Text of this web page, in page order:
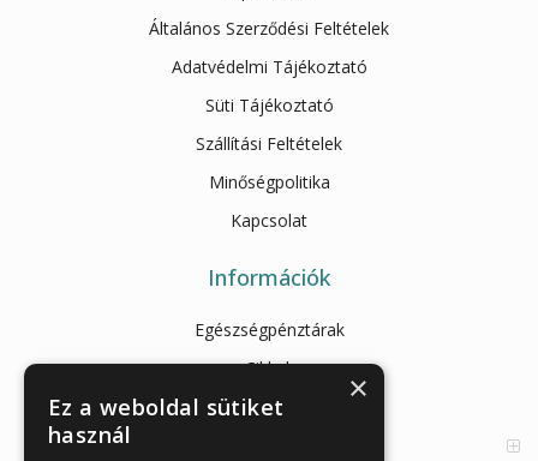
Általános Szerződési Feltételek
Adatvédelmi Tájékoztató
Süti Tájékoztató
Szállítási Feltételek
Minőségpolitika
Kapcsolat
Információk
Egészségpénztárak
Cikkek
Az Önellenörző Tesztek×
Ez a weboldal sütiket
használ